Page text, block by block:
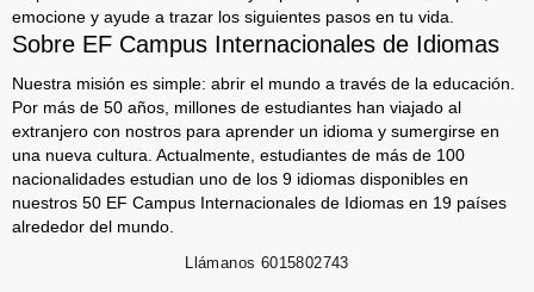
emocione y ayude a trazar los siguientes pasos en tu vida.
Sobre EF Campus Internacionales de Idiomas
Nuestra misión es simple: abrir el mundo a través de la educación.
Por más de 50 años, millones de estudiantes han viajado al
extranjero con nostros para aprender un idioma y sumergirse en
una nueva cultura. Actualmente, estudiantes de más de 100
nacionalidades estudian uno de los 9 idiomas disponibles en
nuestros 50 EF Campus Internacionales de Idiomas en 19 países
alrededor del mundo.
Llámanos 6015802743